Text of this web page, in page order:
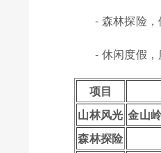
- 森林探险，
- 休闲度假，
项目
山林风光 金山
森林探险